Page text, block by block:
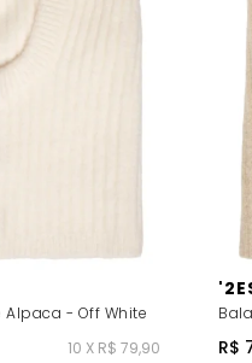
- Off White
10 X R$ 79,90 R$